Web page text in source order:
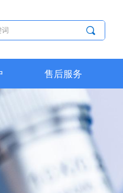
售后服务
售后服务
끠